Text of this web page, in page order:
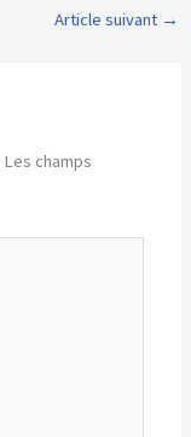
Article suivant →
Les champs